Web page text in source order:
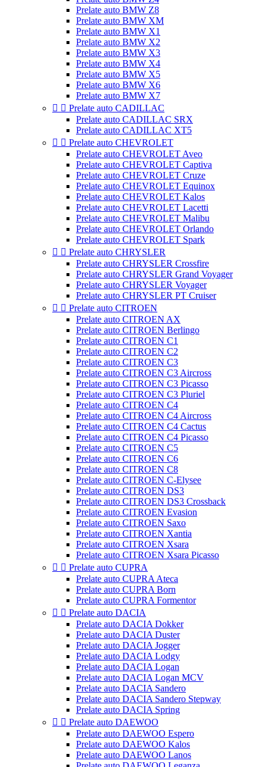
Prelate auto BMW Z8
Prelate auto BMW XM
Prelate auto BMW X1
Prelate auto BMW X2
Prelate auto BMW X3
Prelate auto BMW X4
Prelate auto BMW X5
Prelate auto BMW X6
Prelate auto BMW X7
  Prelate auto CADILLAC
Prelate auto CADILLAC SRX
Prelate auto CADILLAC XT5
  Prelate auto CHEVROLET
Prelate auto CHEVROLET Aveo
Prelate auto CHEVROLET Captiva
Prelate auto CHEVROLET Cruze
Prelate auto CHEVROLET Equinox
Prelate auto CHEVROLET Kalos
Prelate auto CHEVROLET Lacetti
Prelate auto CHEVROLET Malibu
Prelate auto CHEVROLET Orlando
Prelate auto CHEVROLET Spark
  Prelate auto CHRYSLER
Prelate auto CHRYSLER Crossfire
Prelate auto CHRYSLER Grand Voyager
Prelate auto CHRYSLER Voyager
Prelate auto CHRYSLER PT Cruiser
  Prelate auto CITROEN
Prelate auto CITROEN AX
Prelate auto CITROEN Berlingo
Prelate auto CITROEN C1
Prelate auto CITROEN C2
Prelate auto CITROEN C3
Prelate auto CITROEN C3 Aircross
Prelate auto CITROEN C3 Picasso
Prelate auto CITROEN C3 Pluriel
Prelate auto CITROEN C4
Prelate auto CITROEN C4 Aircross
Prelate auto CITROEN C4 Cactus
Prelate auto CITROEN C4 Picasso
Prelate auto CITROEN C5
Prelate auto CITROEN C6
Prelate auto CITROEN C8
Prelate auto CITROEN C-Elysee
Prelate auto CITROEN DS3
Prelate auto CITROEN DS3 Crossback
Prelate auto CITROEN Evasion
Prelate auto CITROEN Saxo
Prelate auto CITROEN Xantia
Prelate auto CITROEN Xsara
Prelate auto CITROEN Xsara Picasso
  Prelate auto CUPRA
Prelate auto CUPRA Ateca
Prelate auto CUPRA Born
Prelate auto CUPRA Formentor
  Prelate auto DACIA
Prelate auto DACIA Dokker
Prelate auto DACIA Duster
Prelate auto DACIA Jogger
Prelate auto DACIA Lodgy
Prelate auto DACIA Logan
Prelate auto DACIA Logan MCV
Prelate auto DACIA Sandero
Prelate auto DACIA Sandero Stepway
Prelate auto DACIA Spring
  Prelate auto DAEWOO
Prelate auto DAEWOO Espero
Prelate auto DAEWOO Kalos
Prelate auto DAEWOO Lanos